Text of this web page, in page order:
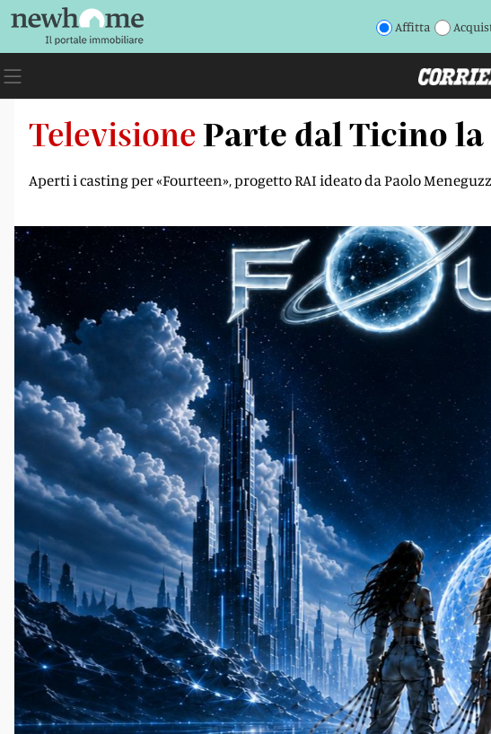
Affitta
Televisione Parte dal Ticino
Aperti i casting per «Fourteen», progetto RAI ideato da Paolo